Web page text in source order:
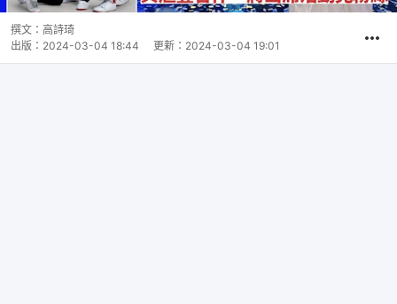
撰文： 高詩琦
出版： 2024-03-04 18:44 更新： 2024-03-04 19:01